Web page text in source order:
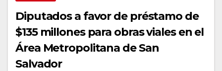
Diputados a favor de préstamo de
$135 millones para obras viales en el
Área Metropolitana de San
Salvador